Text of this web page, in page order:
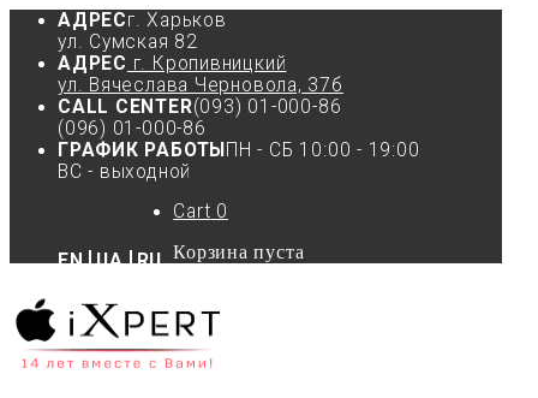
АДРЕСг. Харьков
ул. Сумская 82
АДРЕС г. Кропивницкий
ул. Вячеслава Черновола, 37б
CALL CENTER(093) 01-000-86
(096) 01-000-86
ГРАФИК РАБОТЫ ПН - СБ 10:00 - 19:00
ВС - выходной
EN UA RU
Cart 0
Корзина пуста